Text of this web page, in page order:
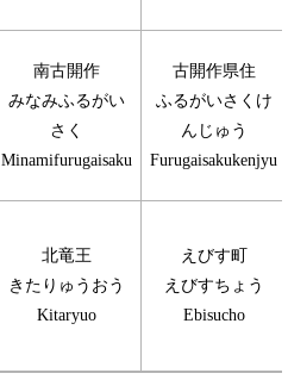
南古開作
みなみふるがい
さく
Minamifurugaisaku
古開作県住
ふるがいさくけ
んじゅう
Furugaisakukenjyu
北竜王
きたりゅうおう
Kitaryuo
えびす町
えびすちょう
Ebisucho